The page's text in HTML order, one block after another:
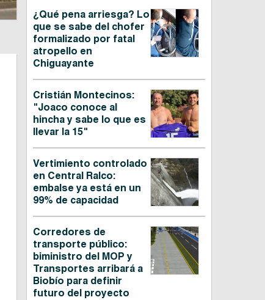
¿Qué pena arriesga? Lo
que se sabe del chofer
formalizado por fatal
atropello en
Chiguayante
Cristián Montecinos:
"Joaco conoce al
hincha y sabe lo que es
llevar la 15"
Vertimiento controlado
en Central Ralco:
embalse ya está en un
99% de capacidad
Corredores de
transporte público:
biministro del MOP y
Transportes arribará a
Biobío para definir
futuro del proyecto